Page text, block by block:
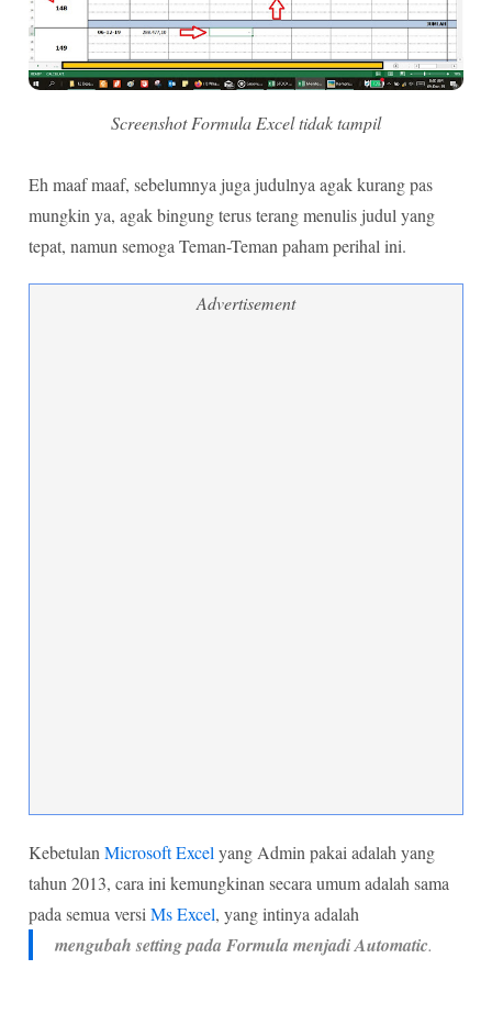
Screenshot Formula Excel tidak tampil
Eh maaf maaf, sebelumnya juga judulnya agak kurang pas
mungkin ya, agak bingung terus terang menulis judul yang
tepat, namun semoga Teman-Teman paham perihal ini.
Advertisement
KebetulanMicrosoft Excelyang Admin pakai adalah yang
tahun 2013, cara ini kemungkinan secara umum adalah sama
pada semua versiMs Excel, yang intinya adalah
mengubah setting pada Formula menjadi Automatic.